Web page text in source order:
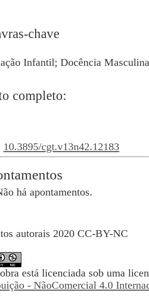
chave
Infantil; Docência
completo:
10.3895/cgt.v13n42.12183
há apontamentos.
autorais 2020 CC-BY-NC
está licenciada sob uma
- NãoComercial 4.0